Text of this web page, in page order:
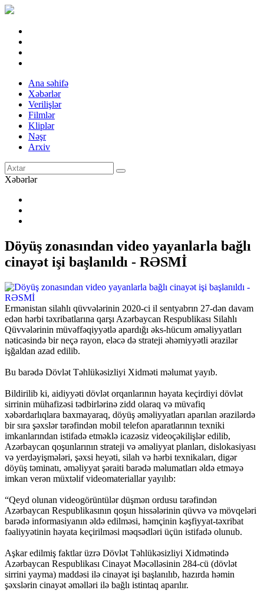
Ana səhifə
Xəbərlər
Verilişlər
Filmlər
Kliplər
Nəşr
Arxiv
Xəbərlər
Döyüş zonasından video yayanlarla bağlı
cinayət işi başlanıldı - RƏSMİ
Ermənistan silahlı qüvvələrinin 2020-ci il sentyabrın 27-dən davam
edən hərbi təxribatlarına qarşı Azərbaycan Respublikası Silahlı
Qüvvələrinin müvəffəqiyyətlə apardığı əks-hücum əməliyyatları
nəticəsində bir neçə rayon, eləcə də strateji əhəmiyyətli ərazilər
işğaldan azad edilib.
Bu barədə Dövlət Təhlükəsizliyi Xidməti məlumat yayıb.
Bildirilib ki, aidiyyəti dövlət orqanlarının həyata keçirdiyi dövlət
sirrinin mühafizəsi tədbirlərinə zidd olaraq və müvafiq
xəbərdarlıqlara baxmayaraq, döyüş əməliyyatları aparılan ərazilərdə
bir sıra şəxslər tərəfindən mobil telefon aparatlarının texniki
imkanlarından istifadə etməklə icazəsiz videoçəkilişlər edilib,
Azərbaycan qoşunlarının strateji və əməliyyat planları, dislokasiyası
və yerdəyişmələri, şəxsi heyəti, silah və hərbi texnikaları, digər
döyüş təminatı, əməliyyat şəraiti barədə məlumatları əldə etməyə
imkan verən müxtəlif videomateriallar yayılıb:
“Qeyd olunan videogörüntülər düşmən ordusu tərəfindən
Azərbaycan Respublikasının qoşun hissələrinin qüvvə və mövqeləri
barədə informasiyanın əldə edilməsi, həmçinin kəşfiyyat-təxribat
fəaliyyətinin həyata keçirilməsi məqsədləri üçün istifadə olunub.
Aşkar edilmiş faktlar üzrə Dövlət Təhlükəsizliyi Xidmətində
Azərbaycan Respublikası Cinayət Məcəlləsinin 284-cü (dövlət
sirrini yayma) maddəsi ilə cinayət işi başlanılıb, hazırda həmin
şəxslərin cinayət əməlləri ilə bağlı istintaq aparılır.